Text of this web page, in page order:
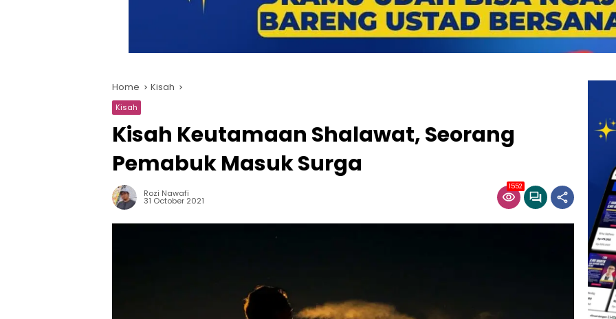
Home Kisah
Kisah
Kisah Keutamaan Shalawat, Seorang
Pemabuk Masuk Surga
Rozi Nawafi
31 October 2021
1552